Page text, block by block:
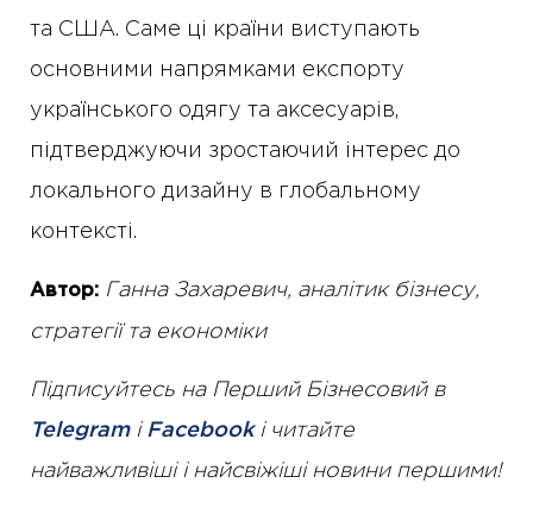
та США. Саме ці країни виступають
основними напрямками експорту
українського одягу та аксесуарів,
підтверджуючи зростаючий інтерес до
локального дизайну в глобальному
контексті.
Автор: Ганна Захаревич, аналітик бізнесу,
стратегії та економіки
Підписуйтесь на Перший Бізнесовий в
Telegramі Facebookі читайте
найважливіші і найсвіжіші новини першими!